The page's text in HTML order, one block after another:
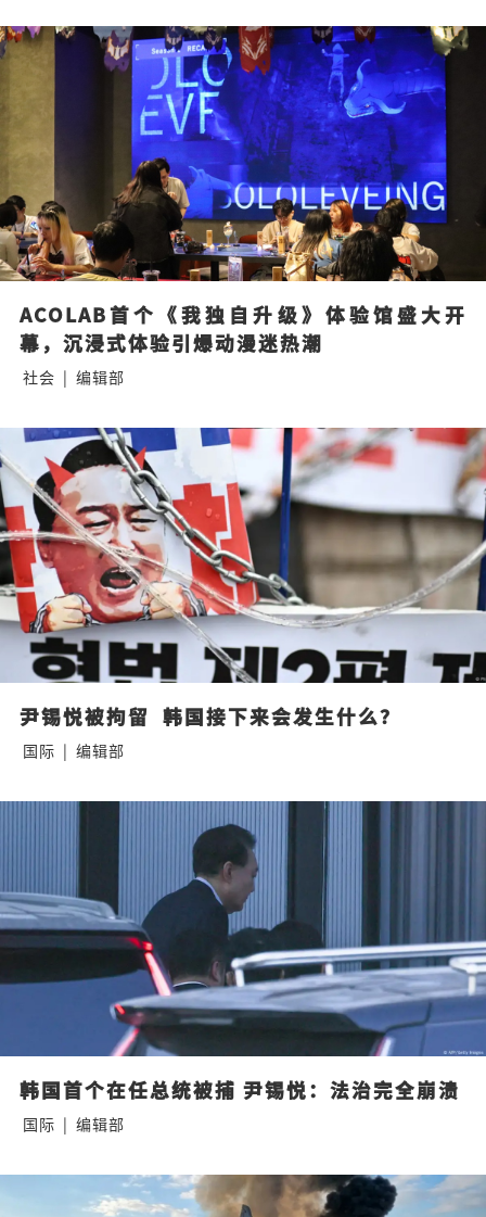
ACOLAB首个《我独自升级》体验馆盛大开
幕，沉浸式体验引爆动漫迷热潮
社会 | 编辑部
尹锡悦被拘留  韩国接下来会发生什么？
国际 | 编辑部
韩国首个在任总统被捕 尹锡悦：法治完全崩溃
国际 | 编辑部